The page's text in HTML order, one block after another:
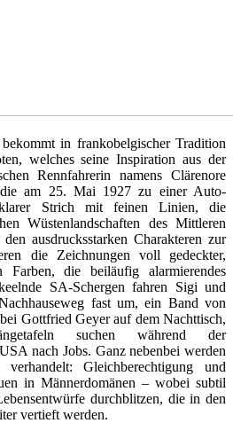
in frankobelgischer Tradition
welches seine Inspiration aus der
Rennfahrerin namens Clärenore
die am 25. Mai 1927 zu einer Auto-
Strich mit feinen Linien, die
Wüstenlandschaften des Mittleren
ausdrucksstarken Charakteren zur
die Zeichnungen voll gedeckter,
Farben, die beiläufig alarmierendes
SA-Schergen fahren Sigi und
fast um, ein Band von
Gottfried Geyer auf dem Nachttisch,
suchen während der
nach Jobs. Ganz nebenbei werden
Gleichberechtigung und
in Männerdomänen – wobei subtil
durchblitzen, die in den
vertieft werden.